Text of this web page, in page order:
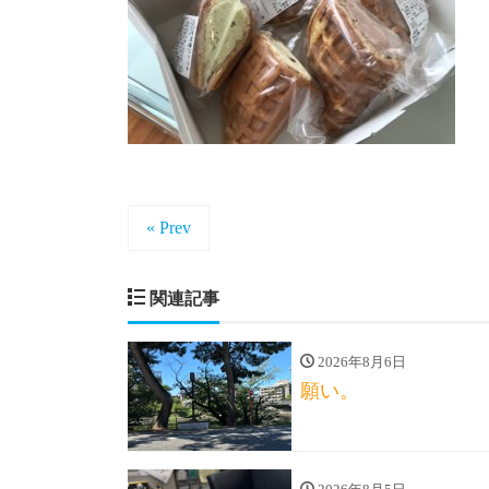
« Prev
関連記事
2026年8月6日
願い。